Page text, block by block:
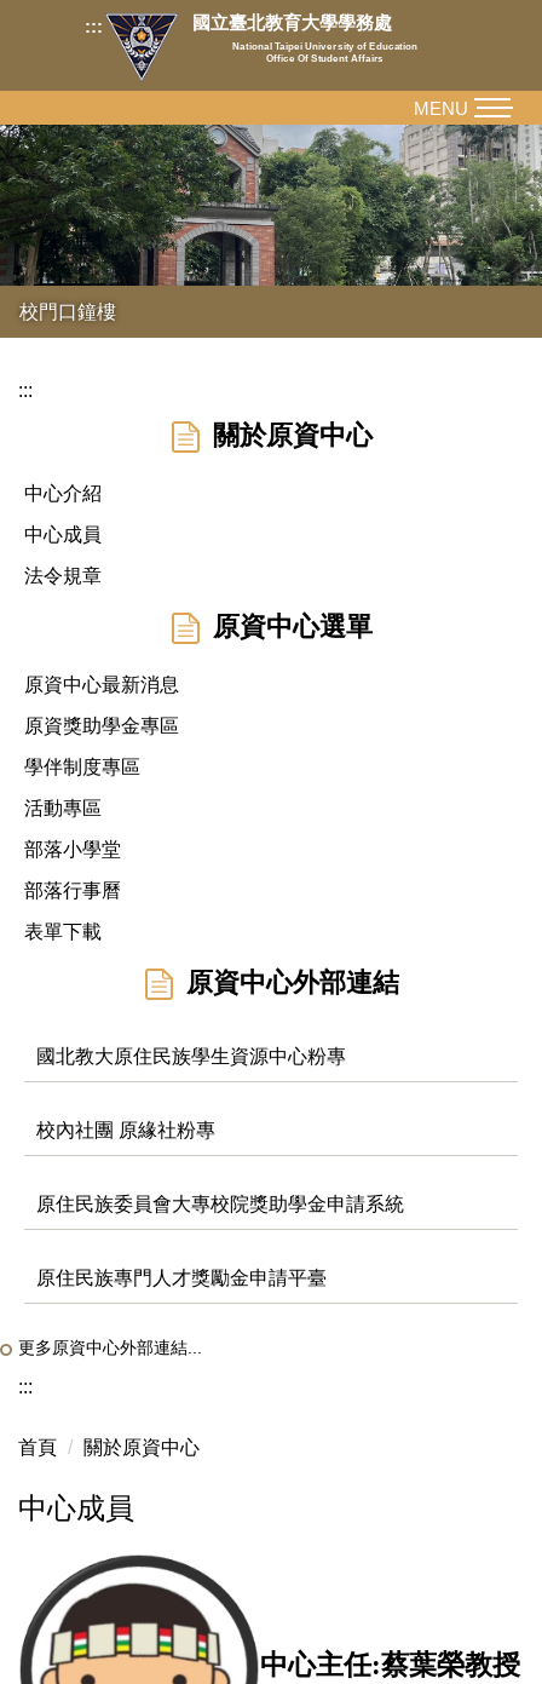
內
容
區
::: 國立臺北教育大學學務處
National Taipei University of Education
Office Of Student Affairs
校門口鐘樓
MENU
:::
關於原資中心
中心介紹
中心成員
法令規章
原資中心選單
原資中心最新消息
原資獎助學金專區
學伴制度專區
活動專區
部落小學堂
部落行事曆
表單下載
原資中心外部連結
國北教大原住民族學生資源中心粉專
校內社團 原緣社粉專
原住民族委員會大專校院獎助學金申請系統
原住民族專門人才獎勵金申請平臺
更多原資中心外部連結...
:::
首頁 關於原資中心
中心成員
中心主任:蔡葉榮教授